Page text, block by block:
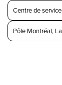
Centre de
Pôle Montréal,